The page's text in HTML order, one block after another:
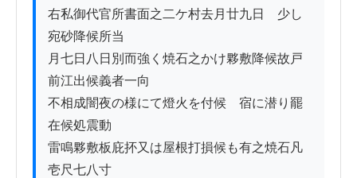
右私御代官所書面之二ケ村去月廿九日ゟ少し
宛砂降候所当
月七日八日別而強く焼石之かけ夥敷降候故戸
前江出候義者一向
不相成闇夜の様にて燈火を付候　宿に潜り罷
在候処震動
雷鳴夥敷板庇抔又は屋根打損候も有之焼石凡
壱尺七八寸